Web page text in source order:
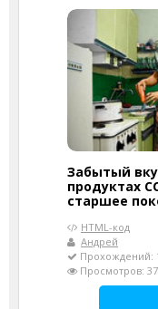
Забытый
продуктах
старшее
HTML-код
Андрей
Прохождений:
Просмотров: